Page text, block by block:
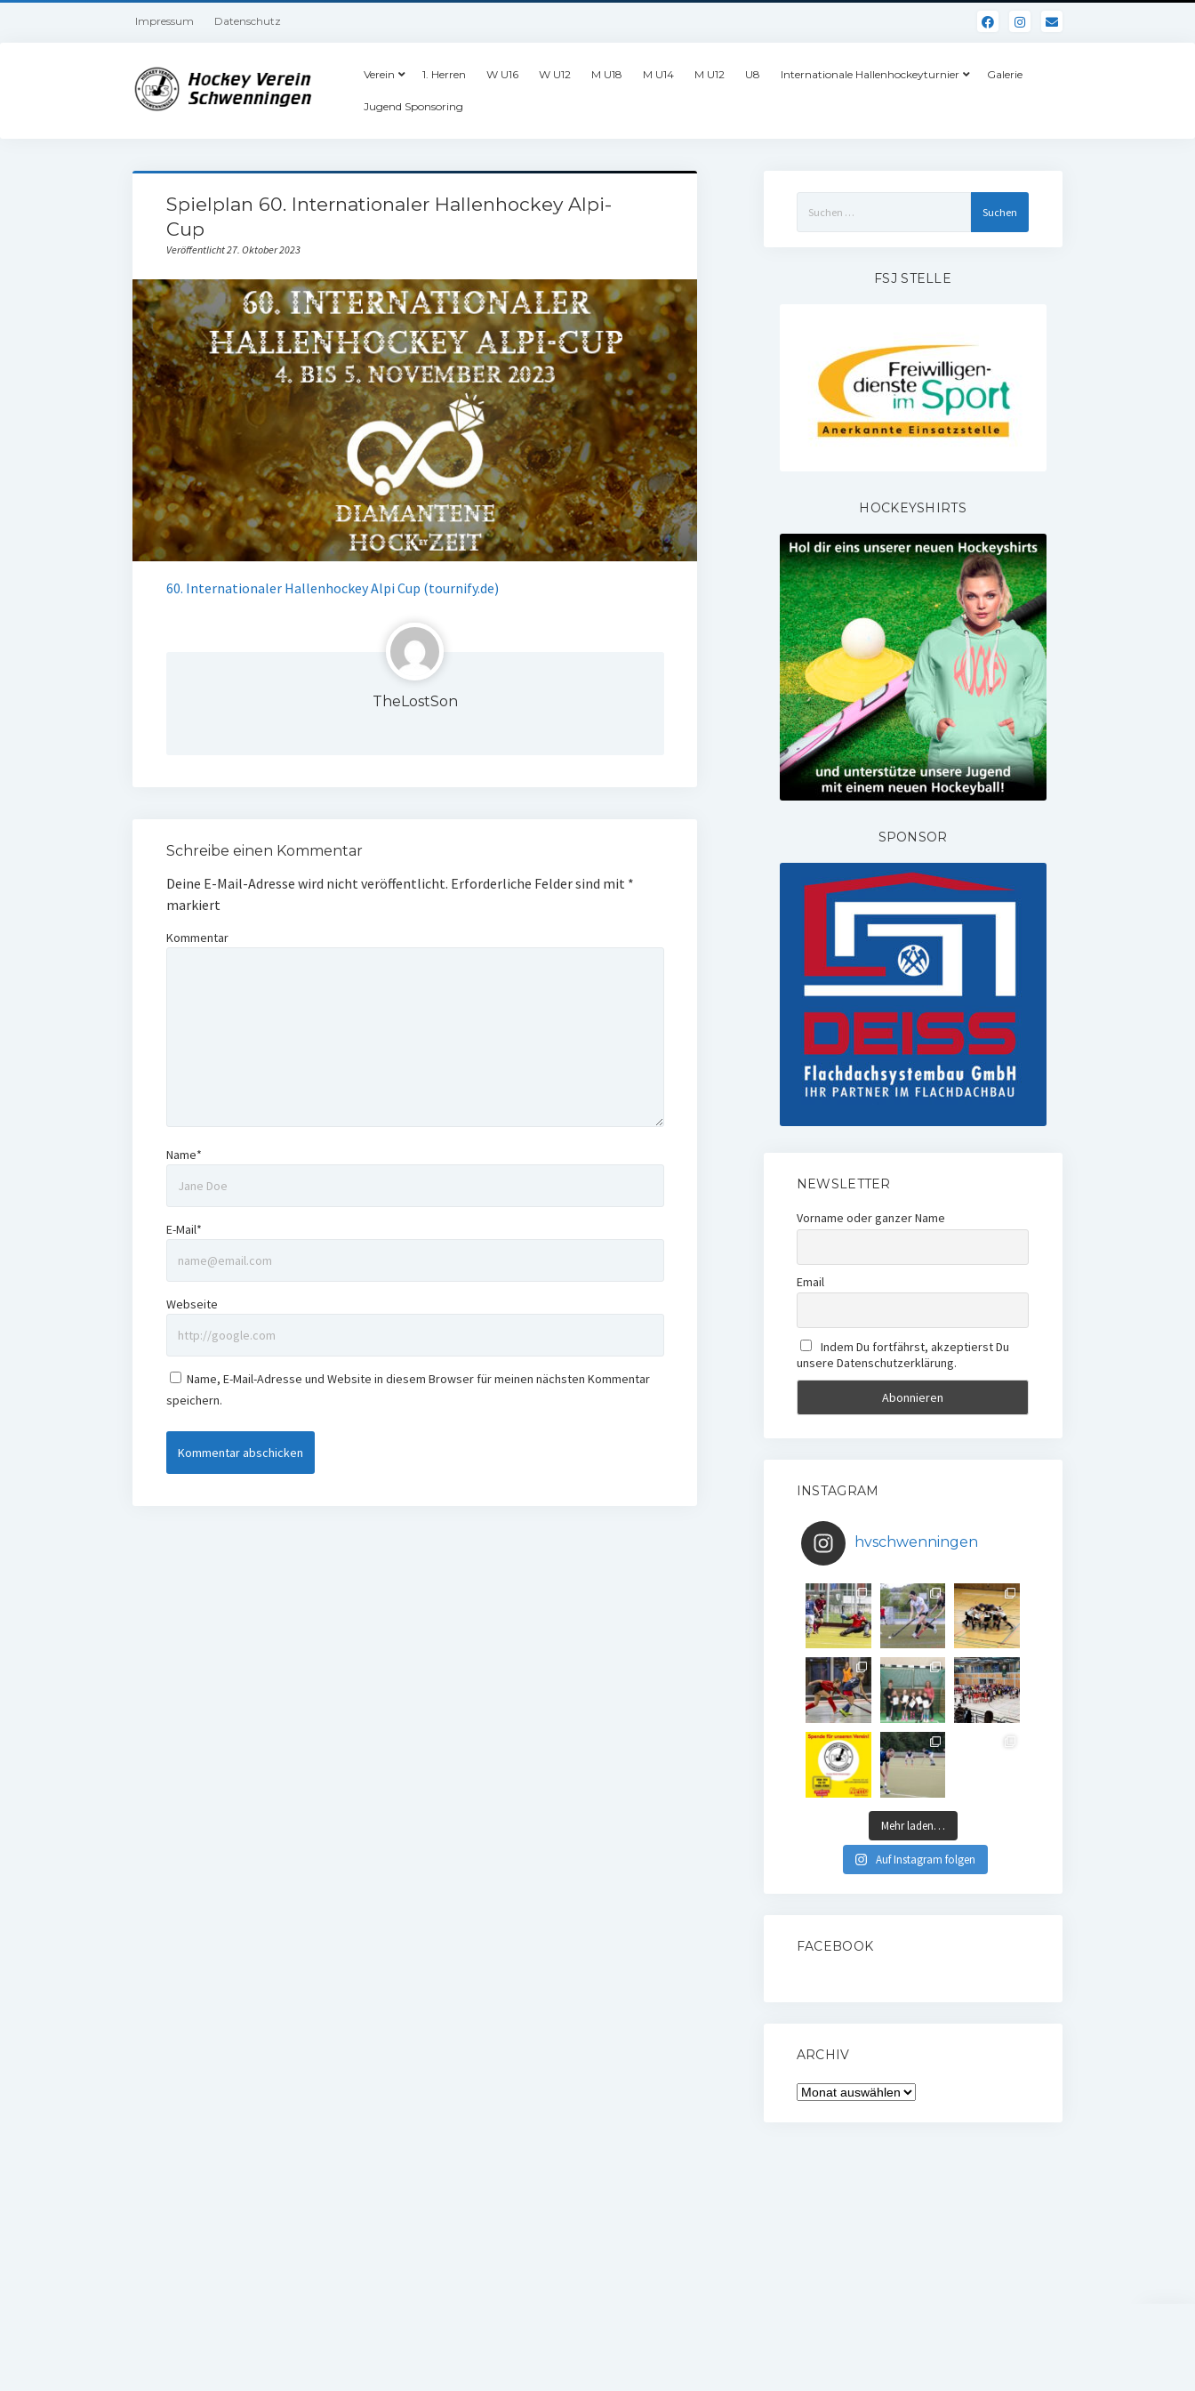
Impressum Datenschutz
Verein 1. Herren W U16 W U12 M U18 M U14 M U12 U8 Internationale Hallenhockeyturnier Galerie
Jugend Sponsoring
Spielplan 60. Internationaler Hallenhockey Alpi-
Cup
Veröffentlicht 27. Oktober 2023
60. Internationaler Hallenhockey Alpi Cup (tournify.de)
TheLostSon
Schreibe einen Kommentar
Deine E-Mail-Adresse wird nicht veröffentlicht. Erforderliche Felder sind mit *
markiert
Kommentar
Name*
E-Mail*
Webseite
Name, E-Mail-Adresse und Website in diesem Browser für meinen nächsten Kommentar
speichern.
nach:
FSJ STELLE
HOCKEYSHIRTS
SPONSOR
NEWSLETTER
Vorname oder ganzer Name
Email
Indem Du fortfährst, akzeptierst Du
unsere Datenschutzerklärung.
INSTAGRAM
hvschwenningen
Mehr laden…
Auf Instagram folgen
FACEBOOK
ARCHIV
Archiv